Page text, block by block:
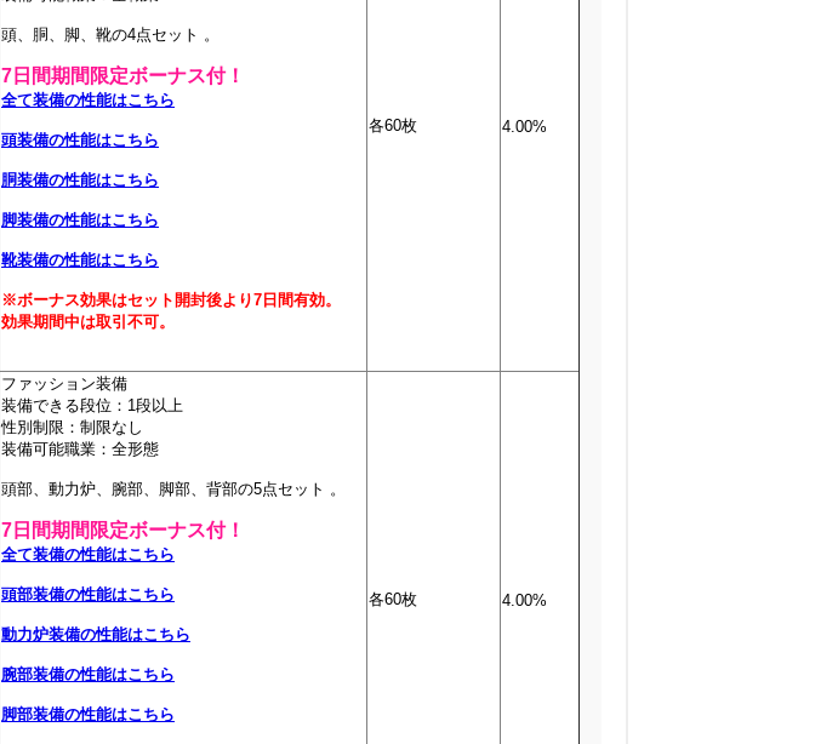
頭、胴、脚、靴の4点セット 。
7日間期間限定ボーナス付！
全て装備の性能はこちら
頭装備の性能はこちら
胴装備の性能はこちら
脚装備の性能はこちら
靴装備の性能はこちら
※ボーナス効果はセット開封後より7日間有効。
効果期間中は取引不可。
各60枚 4.00%
ファッション装備
装備できる段位：1段以上
性別制限：制限なし
装備可能職業：全形態
頭部、動力炉、腕部、脚部、背部の5点セット 。
7日間期間限定ボーナス付！
全て装備の性能はこちら
頭部装備の性能はこちら
動力炉装備の性能はこちら
腕部装備の性能はこちら
脚部装備の性能はこちら
各60枚 4.00%